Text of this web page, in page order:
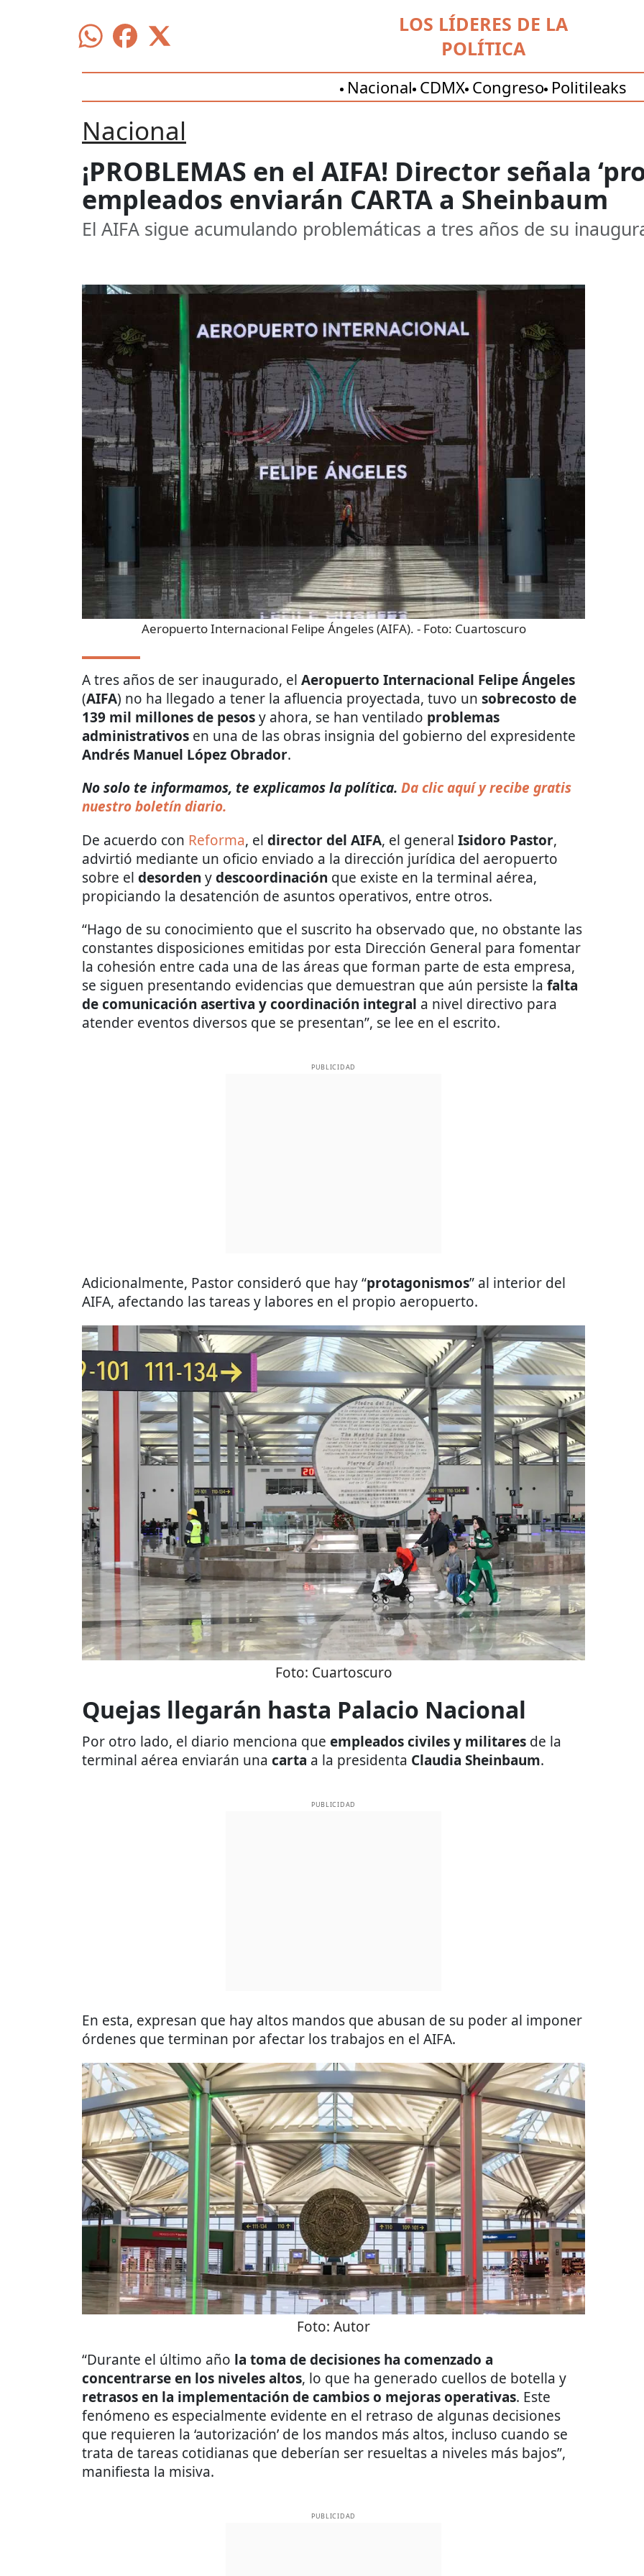
LOS LÍDERES DE LA
POLÍTICA
Nacional CDMX Congreso Politileaks
Nacional
¡PROBLEMAS en el AIFA! Director señala
empleados enviarán CARTA a Sheinbaum
El AIFA sigue acumulando problemáticas a tres años de su
Aeropuerto Internacional Felipe Ángeles (AIFA). - Foto: Cuartoscuro
A tres años de ser inaugurado, el Aeropuerto Internacional Felipe Ángeles
(AIFA) no ha llegado a tener la afluencia proyectada, tuvo un sobrecosto de
139 mil millones de pesosy ahora, se han ventilado problemas
administrativos en una de las obras insignia del gobierno del expresidente
Andrés Manuel López Obrador.
No solo te informamos, te explicamos la política. Da clic aquí y recibe gratis
nuestro boletín diario.
De acuerdo con Reforma, el director del AIFA, el general Isidoro Pastor,
advirtió mediante un oficio enviado a la dirección jurídica del aeropuerto
sobre el desorden ydescoordinación que existe en la terminal aérea,
propiciando la desatención de asuntos operativos, entre otros.
“Hago de su conocimiento que el suscrito ha observado que, no obstante las
constantes disposiciones emitidas por esta Dirección General para fomentar
la cohesión entre cada una de las áreas que forman parte de esta empresa,
se siguen presentando evidencias que demuestran que aún persiste la falta
de comunicación asertiva y coordinación integral a nivel directivo para
atender eventos diversos que se presentan”, se lee en el escrito.
PUBLICIDAD
Adicionalmente, Pastor consideró que hay “protagonismos” al interior del
AIFA, afectando las tareas y labores en el propio aeropuerto.
Foto: Cuartoscuro
Quejas llegarán hasta Palacio Nacional
Por otro lado, el diario menciona que empleados civiles y militares de la
terminal aérea enviarán una carta a la presidenta Claudia Sheinbaum.
PUBLICIDAD
En esta, expresan que hay altos mandos que abusan de su poder al imponer
órdenes que terminan por afectar los trabajos en el AIFA.
Foto: Autor
“Durante el último año la toma de decisiones ha comenzado a
concentrarse en los niveles altos, lo que ha generado cuellos de botella y
retrasos en la implementación de cambios o mejoras operativas. Este
fenómeno es especialmente evidente en el retraso de algunas decisiones
que requieren la ‘autorización’ de los mandos más altos, incluso cuando se
trata de tareas cotidianas que deberían ser resueltas a niveles más bajos”,
manifiesta la misiva.
PUBLICIDAD